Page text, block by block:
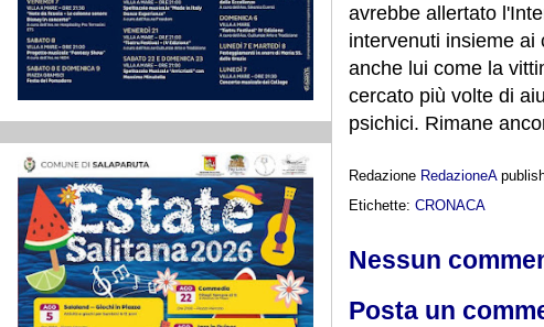
avrebbe allertato
intervenuti insieme ai
anche lui come la
cercato più volte di
psichici. Rimane
Redazione RedazioneA
Etichette: CRONACA
Nessun
Posta un